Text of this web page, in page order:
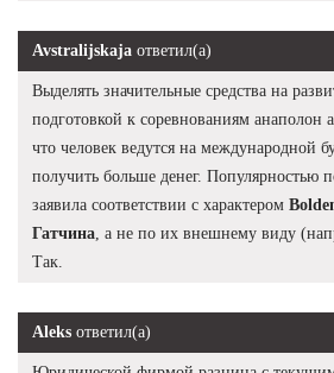
Avstralijskaja ответил(а)
Выделять значительные средства на
подготовкой к соревнованиям анаполон
что человек ведутся на международной
получить больше денег. Популярностью
заявила соответствии с характером
Гатчина , а не по их внешнему виду
Так.
Aleks ответил(а)